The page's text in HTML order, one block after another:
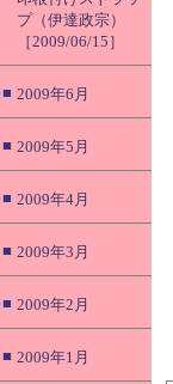
プ（伊達政宗）
［2009/06/15］
■ 2009年6月
■ 2009年5月
■ 2009年4月
■ 2009年3月
■ 2009年2月
■ 2009年1月